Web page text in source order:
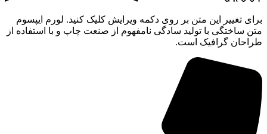
برای تغییر این متن بر روی دکمه ویرایش کلیک کنید. لورم ایپسوم
متن ساختگی با تولید سادگی نامفهوم از صنعت چاپ و با استفاده از
طراحان گرافیک است.